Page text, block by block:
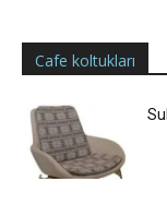
Cafe koltukları